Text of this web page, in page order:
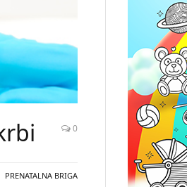
0
PRENATALNA BRIGA